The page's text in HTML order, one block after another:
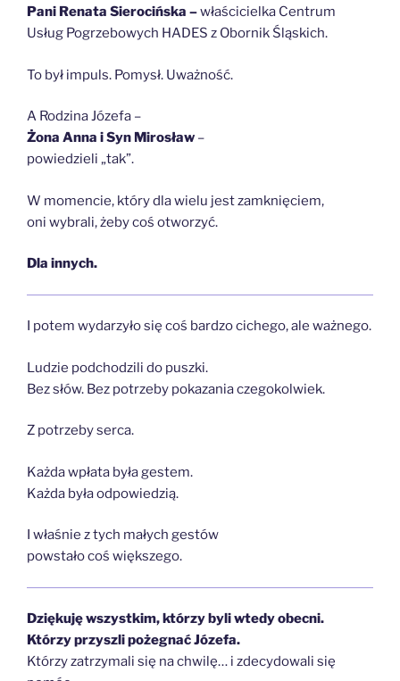
Pani Renata Sierocińska –właścicielka Centrum
Usług Pogrzebowych HADES z Obornik Śląskich.
To był impuls. Pomysł. Uważność.
A Rodzina Józefa –
Żona Anna i Syn Mirosław –
powiedzieli „tak”.
W momencie, który dla wielu jest zamknięciem,
oni wybrali, żeby coś otworzyć.
Dla innych.
I potem wydarzyło się coś bardzo cichego, ale ważnego.
Ludzie podchodzili do puszki.
Bez słów. Bez potrzeby pokazania czegokolwiek.
Z potrzeby serca.
Każda wpłata była gestem.
Każda była odpowiedzią.
I właśnie z tych małych gestów
powstało coś większego.
Dziękuję wszystkim, którzy byli wtedy obecni.
Którzy przyszli pożegnać Józefa.
Którzy zatrzymali się na chwilę… i zdecydowali się